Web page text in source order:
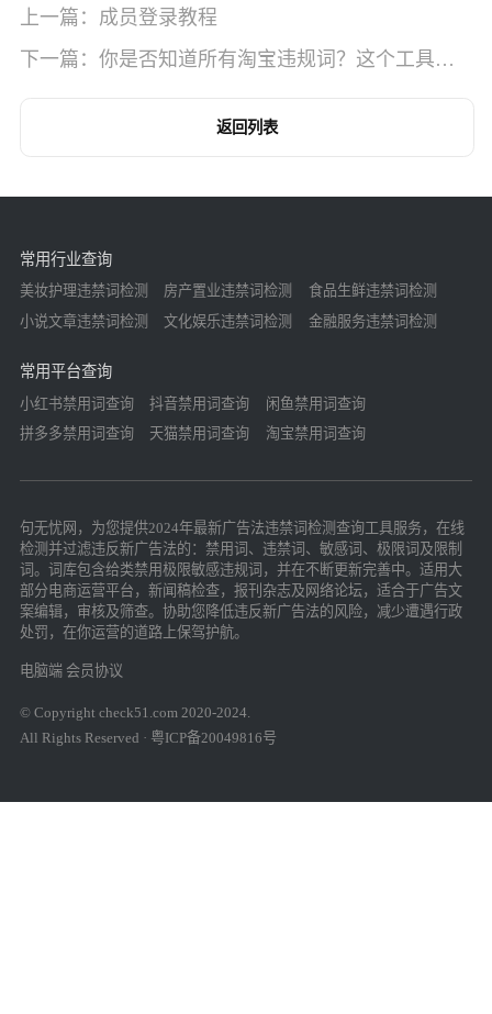
上一篇：成员登录教程
下一篇：你是否知道所有淘宝违规词？这个工具可
返回列表
常用行业查询
美妆护理违禁词检测 房产置业违禁词检测
食品生鲜违禁词检测
小说文章违禁词检测
文化娱乐违禁词检测 金融服务违禁词检测
常用平台查询
小红书禁用词查询 抖音禁用词查询
闲鱼禁用词查询
拼多多禁用词查询
天猫禁用词查询 淘宝禁用词查询
句无忧网，为您提供2024年最新广告法违禁词检测查询工具服务，在线
检测并过滤违反新广告法的：禁用词、违禁词、敏感词、极限词及限制
词。词库包含给类禁用极限敏感违规词，并在不断更新完善中。适用大
部分电商运营平台，新闻稿检查，报刊杂志及网络论坛，适合于广告文
案编辑，审核及筛查。协助您降低违反新广告法的风险，减少遭遇行政
处罚，在你运营的道路上保驾护航。
电脑端 会员协议
© Copyright check51.com 2020-2024.
All Rights Reserved · 粤ICP备20049816号